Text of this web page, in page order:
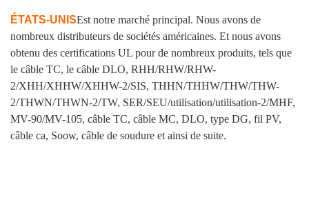
ÉTATS-UNISEst notre marché principal. Nous avons de
nombreux distributeurs de sociétés américaines. Et nous avons
obtenu des certifications UL pour de nombreux produits, tels que
le câble TC, le câble DLO, RHH/RHW/RHW-
2/XHH/XHHW/XHHW-2/SIS, THHN/THHW/THW/THW-
2/THWN/THWN-2/TW, SER/SEU/utilisation/utilisation-2/MHF,
MV-90/MV-105, câble TC, câble MC, DLO, type DG, fil PV,
câble ca, Soow, câble de soudure et ainsi de suite.